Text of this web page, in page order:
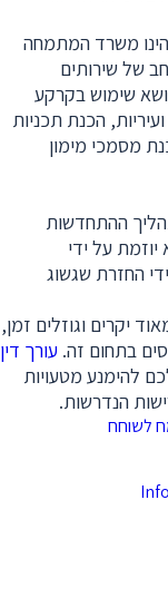
הינו משרד המתמחה
של שירותים
שימוש בקרקע
הכנת תכניות
מסמכי מימון
ההתחדשות
על ידי
החזרת שגשוג
יקרים וגוזלים זמן,
בתחום זה. עורך דין
להימנע מטעויות
הנדרשות.
לשוחח